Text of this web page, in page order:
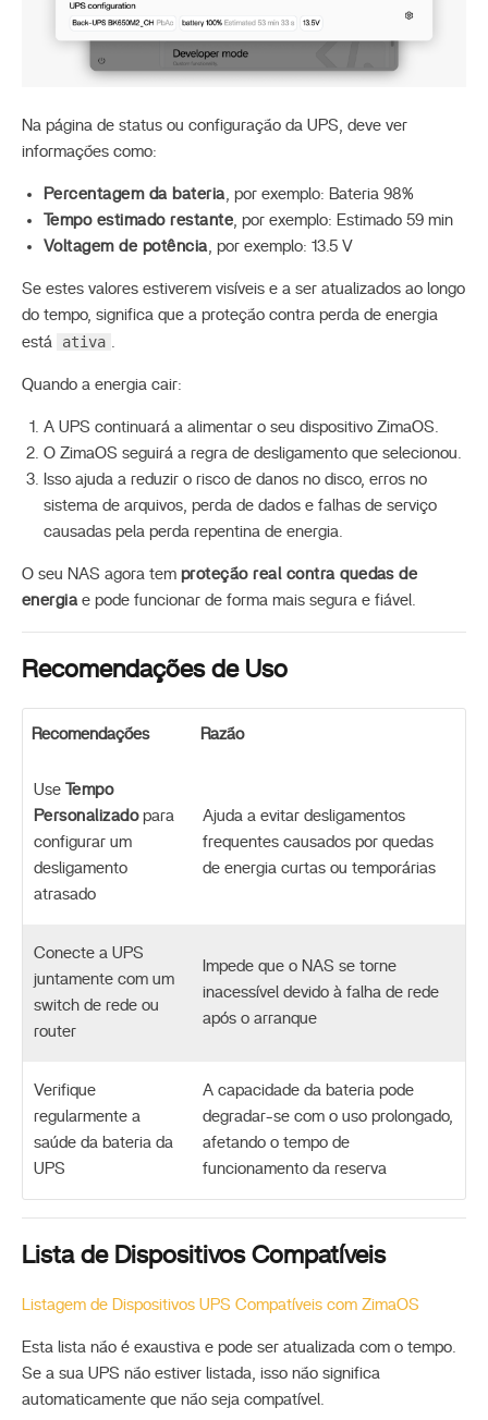
Na página de status ou configuração da UPS, deve ver
informações como:
Percentagem da bateria, por exemplo: Bateria 98%
Tempo estimado restante, por exemplo: Estimado 59 min
Voltagem de potência, por exemplo: 13.5 V
Se estes valores estiverem visíveis e a ser atualizados ao longo
do tempo, significa que a proteção contra perda de energia
está
ativa .
Quando a energia cair:
A UPS continuará a alimentar o seu dispositivo ZimaOS.
O ZimaOS seguirá a regra de desligamento que selecionou.
Isso ajuda a reduzir o risco de danos no disco, erros no
sistema de arquivos, perda de dados e falhas de serviço
causadas pela perda repentina de energia.
O seu NAS agora tem proteção real contra quedas de
energia e pode funcionar de forma mais segura e fiável.
Recomendações de Uso
Recomendações Razão
Use
Tempo
Personalizadopara
configurar um
desligamento
atrasado
Ajuda a evitar desligamentos
frequentes causados por quedas
de energia curtas ou temporárias
Conecte a UPS
juntamente com um
switch de rede ou
router
Impede que o NAS se torne
inacessível devido à falha de rede
após o arranque
Verifique
regularmente a
saúde da bateria da
UPS
A capacidade da bateria pode
degradar-se com o uso prolongado,
afetando o tempo de
funcionamento da reserva
Lista de Dispositivos Compatíveis
Listagem de Dispositivos UPS Compatíveis com ZimaOS
Esta lista não é exaustiva e pode ser atualizada com o tempo.
Se a sua UPS não estiver listada, isso não significa
automaticamente que não seja compatível.